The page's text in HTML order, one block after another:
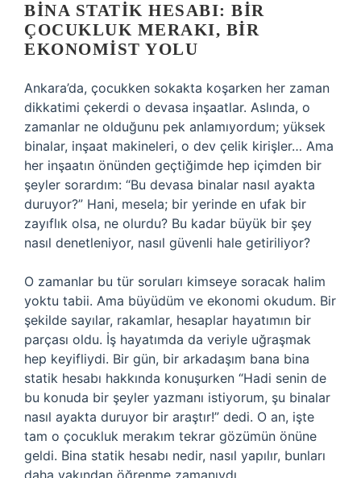
BINA STATIK HESABI: BIR
ÇOCUKLUK MERAKI, BIR
EKONOMIST YOLU
Ankara’da, çocukken sokakta koşarken her zaman
dikkatimi çekerdi o devasa inşaatlar. Aslında, o
zamanlar ne olduğunu pek anlamıyordum; yüksek
binalar, inşaat makineleri, o dev çelik kirişler… Ama
her inşaatın önünden geçtiğimde hep içimden bir
şeyler sorardım: “Bu devasa binalar nasıl ayakta
duruyor?” Hani, mesela; bir yerinde en ufak bir
zayıflık olsa, ne olurdu? Bu kadar büyük bir şey
nasıl denetleniyor, nasıl güvenli hale getiriliyor?
O zamanlar bu tür soruları kimseye soracak halim
yoktu tabii. Ama büyüdüm ve ekonomi okudum. Bir
şekilde sayılar, rakamlar, hesaplar hayatımın bir
parçası oldu. İş hayatımda da veriyle uğraşmak
hep keyifliydi. Bir gün, bir arkadaşım bana bina
statik hesabı hakkında konuşurken “Hadi senin de
bu konuda bir şeyler yazmanı istiyorum, şu binalar
nasıl ayakta duruyor bir araştır!” dedi. O an, işte
tam o çocukluk merakım tekrar gözümün önüne
geldi. Bina statik hesabı nedir, nasıl yapılır, bunları
daha yakından öğrenme zamanıydı.